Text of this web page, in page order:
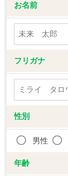
お名前
フリガナ
性別
男性
年齢